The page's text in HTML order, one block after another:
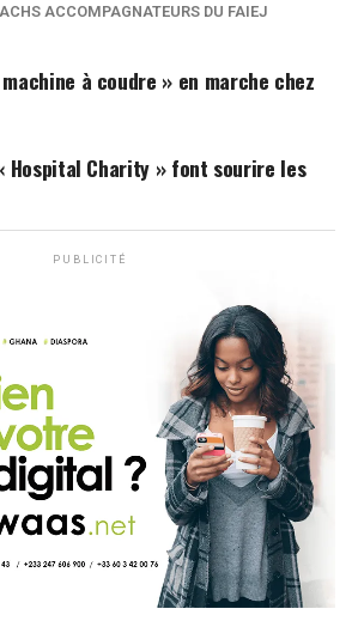
ACCOMPAGNATEURS DU FAIEJ
à coudre » en marche chez
Hospital Charity » font sourire les
PUBLICITÉ